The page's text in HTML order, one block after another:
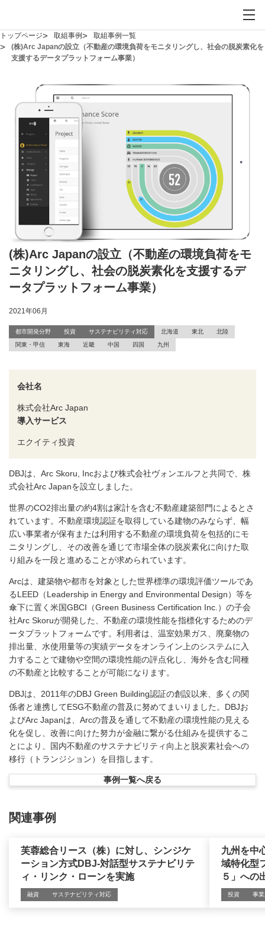
トップページ 取組事例
取組事例一覧
(株)Arc Japanの設立（不動産の環境負荷をモニタリングし、社会の脱炭素化を
支援するデータプラットフォーム事業）
(株)Arc Japanの設立（不動産の環境負荷をモ
ニタリングし、社会の脱炭素化を支援するデ
ータプラットフォーム事業）
2021年06月
都市開発分野 投資 サステナビリティ対応 北海道 東北
北陸
関東・甲信
東海 近畿 中国 四国 九州
会社名
株式会社Arc Japan
導入サービス
エクイティ投資
DBJは、Arc Skoru, Incおよび株式会社ヴォンエルフと共同で、株
式会社Arc Japanを設立しました。
世界のCO2排出量の約4割は家計を含む不動産建築部門によるとさ
れています。不動産環境認証を取得している建物のみならず、幅
広い事業者が保有または利用する不動産の環境負荷を包括的にモ
ニタリングし、その改善を通じて市場全体の脱炭素化に向けた取
り組みを一段と進めることが求められています。
Arcは、建築物や都市を対象とした世界標準の環境評価ツールであ
るLEED（Leadership in Energy and Environmental Design）等を
傘下に置く米国GBCI（Green Business Certification Inc.）の子会
社Arc Skoruが開発した、不動産の環境性能を指標化するためのデ
ータプラットフォームです。利用者は、温室効果ガス、廃棄物の
排出量、水使用量等の実績データをオンライン上のシステムに入
力することで建物や空間の環境性能の評点化し、海外を含む同種
の不動産と比較することが可能になります。
DBJは、2011年のDBJ Green Building認証の創設以来、多くの関
係者と連携してESG不動産の普及に努めてまいりました。DBJお
よびArc Japanは、Arcの普及を通して不動産の環境性能の見える
化を促し、改善に向けた努力が金融に繋がる仕組みを提供するこ
とにより、国内不動産のサステナビリティ向上と脱炭素社会への
移行（トランジション）を目指します。
事例一覧へ戻る
関連事例
芙蓉総合リース（株）に対し、シンジケ
ーション方式DBJ-対話型サステナビリテ
ィ・リンク・ローンを実施
融資 サステナビリティ対応
九州を中
域特化型
５」への
投資 事